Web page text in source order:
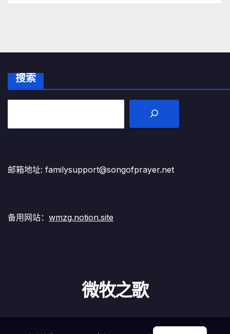
搜索
邮箱地址: familysupport@songofprayer.net
备用网站： wmzg.notion.site
微牧之歌